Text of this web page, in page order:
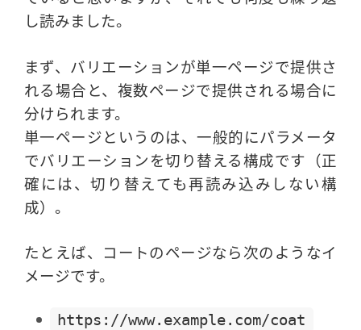
し読みました。
まず、バリエーションが単一ページで提供さ
れる場合と、複数ページで提供される場合に
分けられます。
単一ページというのは、一般的にパラメータ
でバリエーションを切り替える構成です（正
確には、切り替えても再読み込みしない構
成）。
たとえば、コートのページなら次のようなイ
メージです。
https://www.example.com/coat